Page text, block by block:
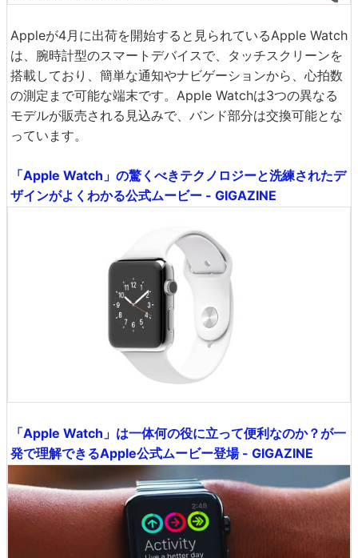
Appleが4月に出荷を開始すると見られているApple Watch
は、腕時計型のスマートデバイスで、タッチスクリーンを
搭載しており、簡単な通知やナビゲーションから、心拍数
の測定まで可能な端末です。Apple Watchは3つの異なる
モデルが販売される見込みで、バンド部分は交換可能とな
っています。
「Apple Watch」の驚くべきテクノロジーと洗練されたデ
ザインがよくわかる公式ムービー - GIGAZINE
「Apple Watch」は一体何の役に立って便利なのか？が一
発で理解できるApple公式ムービー登場 - GIGAZINE